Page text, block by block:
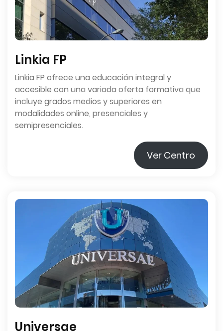
Linkia FP
Linkia FP ofrece una educación integral y
accesible con una variada oferta formativa que
incluye grados medios y superiores en
modalidades online, presenciales y
semipresenciales.
Ver Centro
Universae